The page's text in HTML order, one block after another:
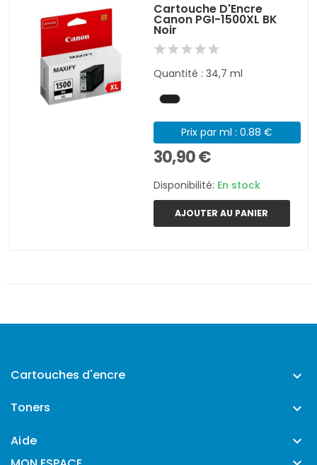
Cartouche D'Encre
Canon PGI-1500XL BK
Noir
Quantité : 34,7 ml
Prix par ml : 0.88 €
30,90 €
Disponibilité: En stock
AJOUTER AU PANIER
Cartouches d'encre 
Toners 
Aide 